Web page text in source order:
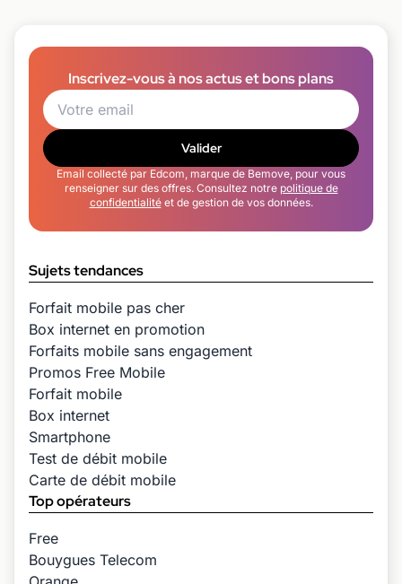
Inscrivez-vous à nos actus et bons plans
Valider
Email collecté par Edcom, marque de Bemove, pour vous
renseigner sur des offres. Consultez notre politique de
confidentialitéet de gestion de vos données.
Sujets tendances
Forfait mobile pas cher
Box internet en promotion
Forfaits mobile sans engagement
Promos Free Mobile
Forfait mobile
Box internet
Smartphone
Test de débit mobile
Carte de débit mobile
Top opérateurs
Free
Bouygues Telecom